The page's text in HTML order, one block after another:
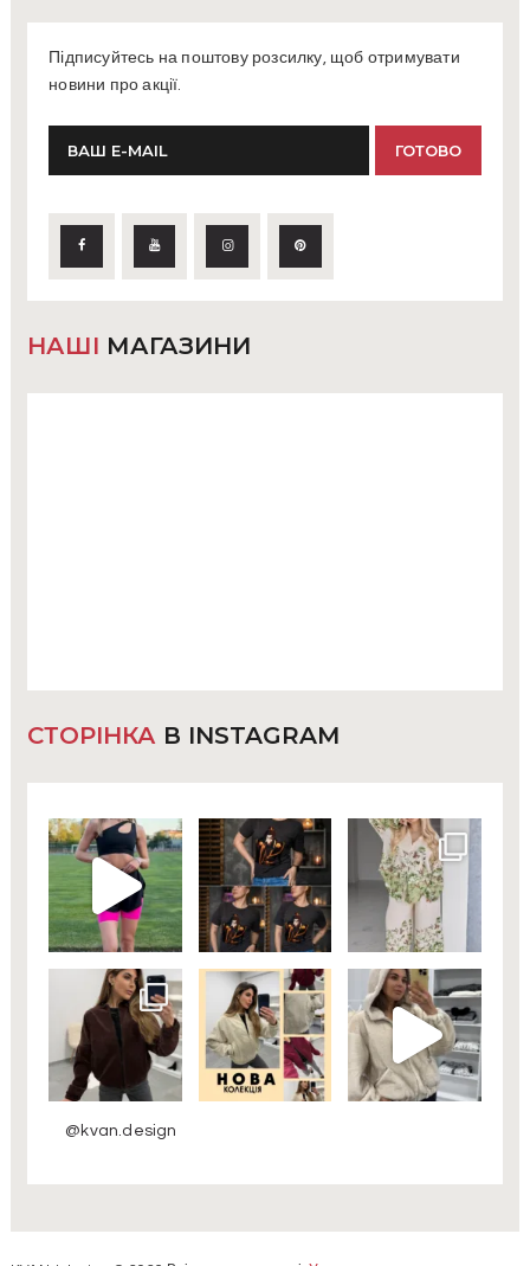
Підписуйтесь на поштову розсилку, щоб отримувати
новини про акції.
НАШІ МАГАЗИНИ
СТОРІНКА В INSTAGRAM
@kvan.design